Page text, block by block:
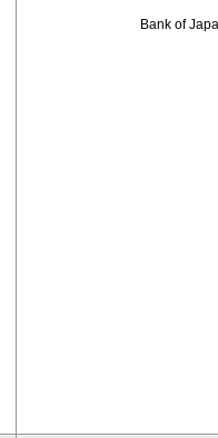
Bank of